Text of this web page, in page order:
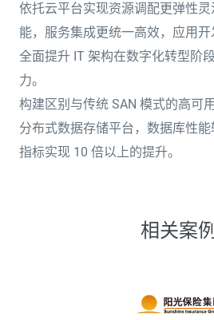
依托云平台实现资源调配更弹性
能，服务集成更统一高效，应用开
全面提升 IT 架构在数字化转型阶
力。
构建区别与传统 SAN 模式的高可
分布式数据存储平台，数据库性
指标实现 10 倍以上的提升。
相关案例